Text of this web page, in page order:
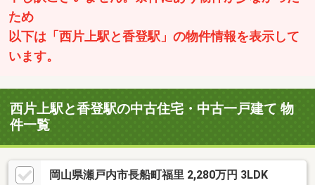
ため
以下は「西片上駅と香登駅」の物件情報を表示して
います。
西片上駅と香登駅の中古住宅・中古一戸建て 物
件一覧
岡山県瀬戸内市長船町福里 2,280万円 3LDK